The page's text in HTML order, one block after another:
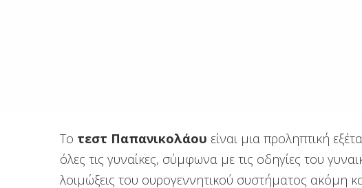
Το τεστ Παπανικολάου είναι μια προληπτική
όλες τις γυναίκες, σύμφωνα με τις οδηγίες του
λοιμώξεις του ουρογεννητικού συστήματος ακόμη